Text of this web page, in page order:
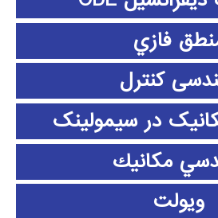
فازي
کنترل
در سیمولینک
مكانيك
ویولت